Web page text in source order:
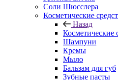
Соли Шюсслера
Косметические
Назад
Косметические
Шампуни
Кремы
Мыло
Бальзам для губ
Зубные пасты